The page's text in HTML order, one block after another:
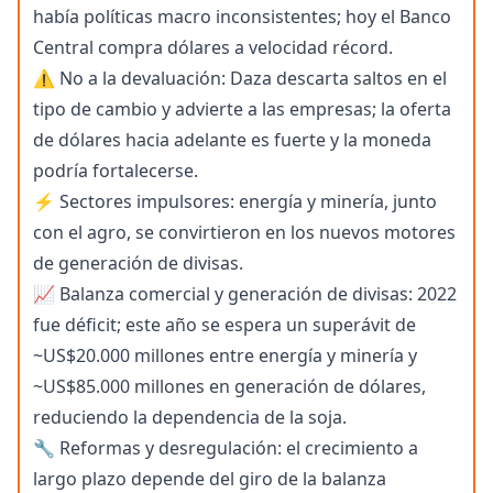
había políticas macro inconsistentes; hoy el Banco
Central compra dólares a velocidad récord.
⚠️ No a la devaluación: Daza descarta saltos en el
tipo de cambio y advierte a las empresas; la oferta
de dólares hacia adelante es fuerte y la moneda
podría fortalecerse.
⚡ Sectores impulsores: energía y minería, junto
con el agro, se convirtieron en los nuevos motores
de generación de divisas.
📈 Balanza comercial y generación de divisas: 2022
fue déficit; este año se espera un superávit de
~US$20.000 millones entre energía y minería y
~US$85.000 millones en generación de dólares,
reduciendo la dependencia de la soja.
🔧 Reformas y desregulación: el crecimiento a
largo plazo depende del giro de la balanza